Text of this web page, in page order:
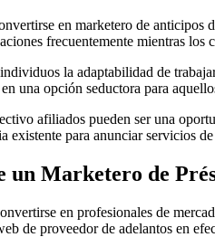
en marketero de
frecuentemente mientras
la adaptabilidad de
una opción seductora para
afiliados pueden ser una
existente para anunciar servicios
un Marketero de
en profesionales de
de proveedor de adelantos en